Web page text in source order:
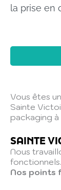
la prise en
Vous êtes
Sainte
packaging
SAINTE
Nous
Nos points